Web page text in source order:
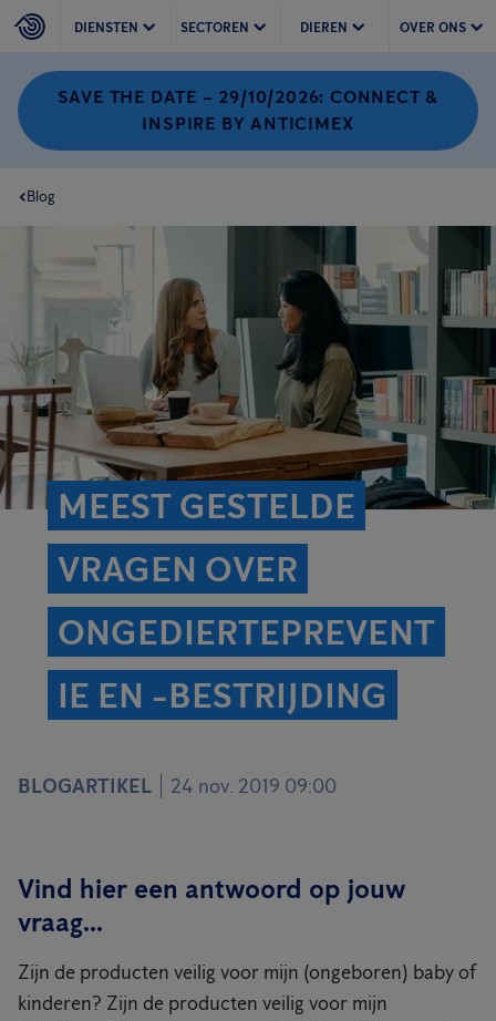
DIENSTEN SECTOREN DIEREN OVER ONS
SAVE THE DATE – 29/10/2026: CONNECT &
INSPIRE BY ANTICIMEX
Blog
MEEST GESTELDE
VRAGEN OVER
ONGEDIERTEPREVENT
IE EN -BESTRIJDING
BLOGARTIKEL 24 nov. 2019 09:00
Vind hier een antwoord op jouw
vraag...
Zijn de producten veilig voor mijn (ongeboren) baby of
kinderen? Zijn de producten veilig voor mijn